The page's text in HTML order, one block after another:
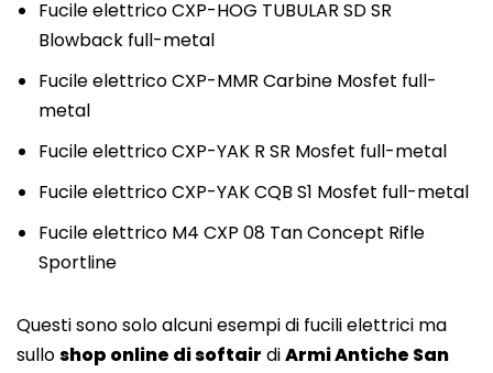
Fucile elettrico CXP-HOG TUBULAR SD SR
Blowback full-metal
Fucile elettrico CXP-MMR Carbine Mosfet full-
metal
Fucile elettrico CXP-YAK R SR Mosfet full-metal
Fucile elettrico CXP-YAK CQB S1 Mosfet full-metal
Fucile elettrico M4 CXP 08 Tan Concept Rifle
Sportline
Questi sono solo alcuni esempi di fucili elettrici ma
sulloshop online di softair diArmi Antiche San